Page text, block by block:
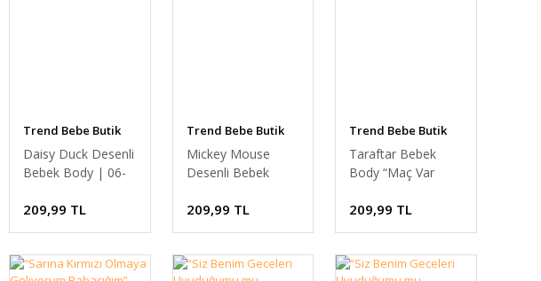
Trend Bebe Butik
Daisy Duck Desenli
Bebek Body | 06-
%100 Pamuk, Uzun
Kollu Zıbın, Kız
209,99 TL
Trend Bebe Butik
Mickey Mouse
Desenli Bebek
%100 Pamuk, Uzun
Kollu Zıbın, Erkek &
209,99 TL
Trend Bebe Butik
Taraftar Bebek
Body “Maç Var
Yoldan Geldim”
Baskılı %100
Zıbın Body 6 AY
209,99 TL